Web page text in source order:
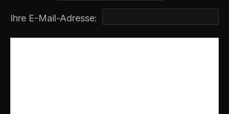
Ihre E-Mail-Adresse: